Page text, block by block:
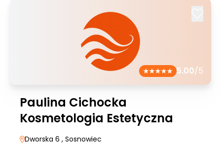
5.00/5
Paulina Cichocka
Kosmetologia Estetyczna
Dworska 6 , Sosnowiec